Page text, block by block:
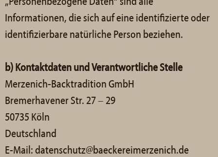
Informationen, die sich auf eine identifizierte oder
identifizierbare natürliche Person beziehen.
b) Kontaktdaten und Verantwortliche Stelle
Merzenich-Backtradition GmbH
Bremerhavener Str. 27 – 29
50735 Köln
Deutschland
E-Mail: datenschutz@baeckereimerzenich.de